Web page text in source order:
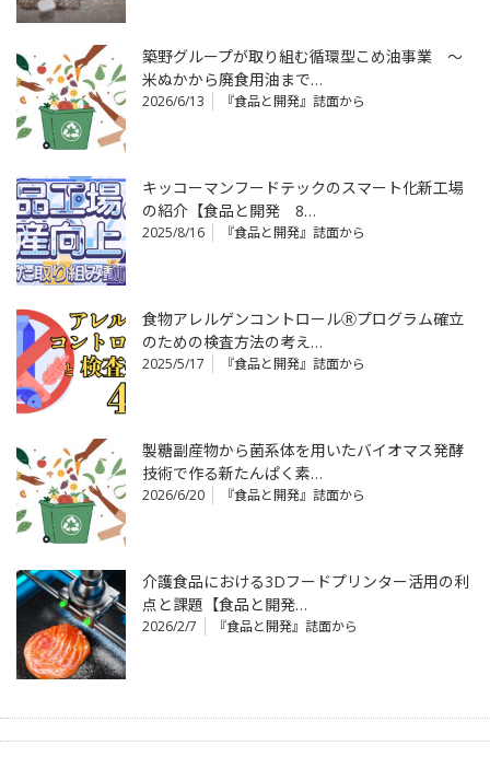
築野グループが取り組む循環型こめ油事業 ～
米ぬかから廃食用油まで…
2026/6/13 『食品と開発』誌面から
キッコーマンフードテックのスマート化新工場
の紹介【食品と開発 8…
2025/8/16 『食品と開発』誌面から
食物アレルゲンコントロールⓇプログラム確立
のための検査方法の考え…
2025/5/17 『食品と開発』誌面から
製糖副産物から菌系体を用いたバイオマス発酵
技術で作る新たんぱく素…
2026/6/20 『食品と開発』誌面から
介護食品における3Dフードプリンター活用の利
点と課題【食品と開発…
2026/2/7 『食品と開発』誌面から